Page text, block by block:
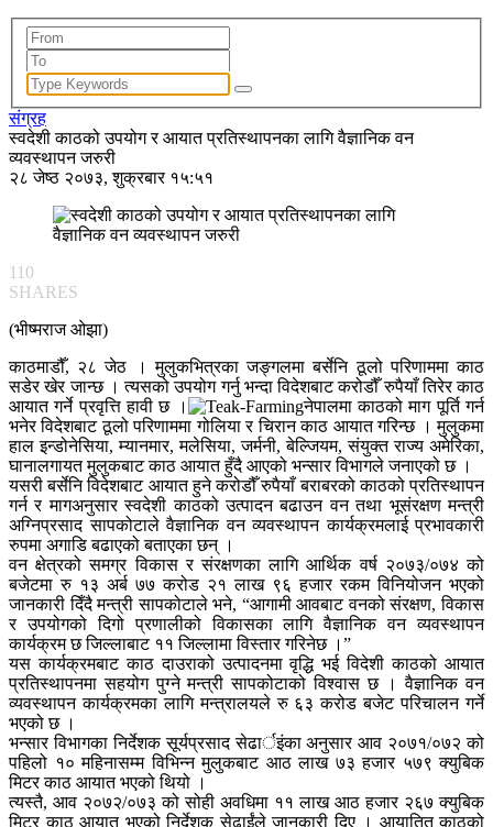
संग्रह
स्वदेशी काठको उपयोग र आयात प्रतिस्थापनका लागि वैज्ञानिक वन
व्यवस्थापन जरुरी
२८ जेष्ठ २०७३, शुक्रबार १५:५१
110
SHARES
(भीष्मराज ओझा)
काठमाडौँ, २८ जेठ । मुलुकभित्रका जङ्गलमा बर्सेनि ठूलो परिणाममा काठ
सडेर खेर जान्छ । त्यसको उपयोग गर्नु भन्दा विदेशबाट करोडौँ रुपैयाँ तिरेर काठ
आयात गर्ने प्रवृत्ति हावी छ ।
नेपालमा काठको माग पूर्ति गर्न
भनेर विदेशबाट ठूलो परिणाममा गोलिया र चिरान काठ आयात गरिन्छ । मुलुकमा
हाल इन्डोनेसिया, म्यानमार, मलेसिया, जर्मनी, बेल्जियम, संयुक्त राज्य अमेरिका,
घानालगायत मुलुकबाट काठ आयात हुँदै आएको भन्सार विभागले जनाएको छ ।
यसरी बर्सेनि विदेशबाट आयात हुने करोडौँ रुपैयाँ बराबरको काठको प्रतिस्थापन
गर्न र मागअनुसार स्वदेशी काठको उत्पादन बढाउन वन तथा भूसंरक्षण मन्त्री
अग्निप्रसाद सापकोटाले वैज्ञानिक वन व्यवस्थापन कार्यक्रमलाई प्रभावकारी
रुपमा अगाडि बढाएको बताएका छन् ।
वन क्षेत्रको समग्र विकास र संरक्षणका लागि आर्थिक वर्ष २०७३/०७४ को
बजेटमा रु १३ अर्ब ७७ करोड २१ लाख ९६ हजार रकम विनियोजन भएको
जानकारी दिँदै मन्त्री सापकोटाले भने, “आगामी आवबाट वनको संरक्षण, विकास
र उपयोगको दिगो प्रणालीको विकासका लागि वैज्ञानिक वन व्यवस्थापन
कार्यक्रम छ जिल्लाबाट ११ जिल्लामा विस्तार गरिनेछ ।”
यस कार्यक्रमबाट काठ दाउराको उत्पादनमा वृद्धि भई विदेशी काठको आयात
प्रतिस्थापनमा सहयोग पुग्ने मन्त्री सापकोटाको विश्वास छ । वैज्ञानिक वन
व्यवस्थापन कार्यक्रमका लागि मन्त्रालयले रु ६३ करोड बजेट परिचालन गर्ने
भएको छ ।
भन्सार विभागका निर्देशक सूर्यप्रसाद सेढार्इंका अनुसार आव २०७१/०७२ को
पहिलो १० महिनासम्म विभिन्न मुलुकबाट आठ लाख ७३ हजार ५७९ क्युबिक
मिटर काठ आयात भएको थियो ।
त्यस्तै, आव २०७२/०७३ को सोही अवधिमा ११ लाख आठ हजार २६७ क्युबिक
मिटर काठ आयात भएको निर्देशक सेढाईंले जानकारी दिए । आयातित काठको